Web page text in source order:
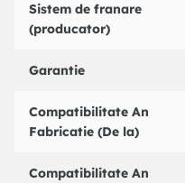
Sistem de franare
(producator)
Garantie
Compatibilitate An
Fabricatie (De la)
Compatibilitate An